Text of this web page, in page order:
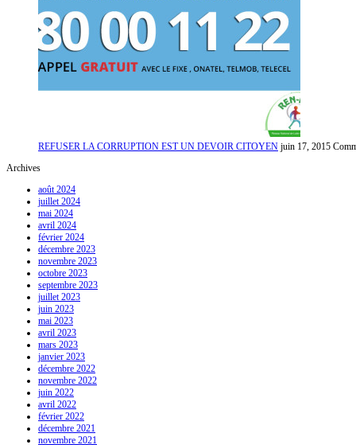
REFUSER LA CORRUPTION EST UN DEVOIR CITOYEN juin 17, 2015
Archives
août 2024
juillet 2024
mai 2024
avril 2024
février 2024
décembre 2023
novembre 2023
octobre 2023
septembre 2023
juillet 2023
juin 2023
mai 2023
avril 2023
mars 2023
janvier 2023
décembre 2022
novembre 2022
juin 2022
avril 2022
février 2022
décembre 2021
novembre 2021